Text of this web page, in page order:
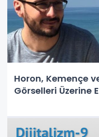
Horon, Kemençe
Görselleri Üzerine